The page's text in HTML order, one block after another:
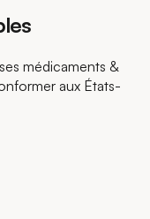
médicaments &
aux États-